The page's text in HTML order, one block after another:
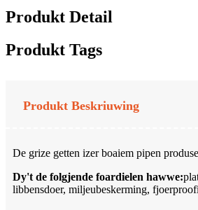
Produkt Detail
Produkt Tags
Produkt Beskriuwing
De grize getten izer boaiem pipen
Dy't de folgjende foardielen hawwe:
libbensdoer, miljeubeskerming,